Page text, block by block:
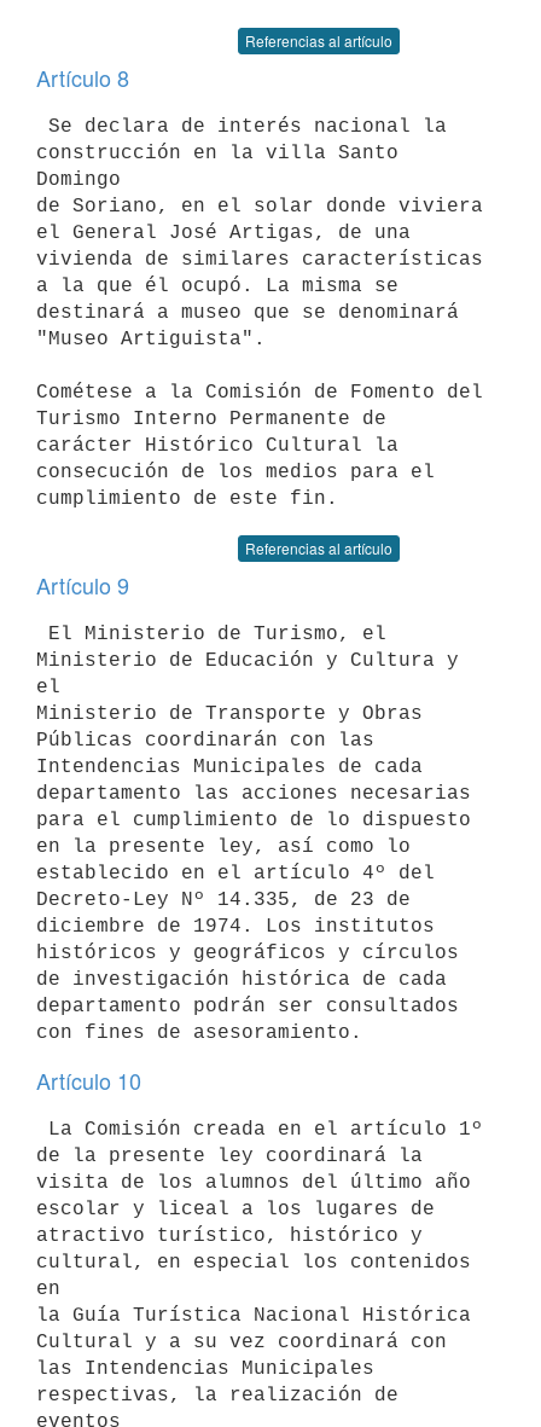
Referencias al artículo
Artículo 8
construcción en la villa Santo
Domingo
de Soriano, en el solar donde viviera
el General José Artigas, de una
vivienda de similares características
a la que él ocupó. La misma se
destinará a museo que se denominará
"Museo Artiguista".
Cométese a la Comisión de Fomento del
Turismo Interno Permanente de
carácter Histórico Cultural la
consecución de los medios para el
Referencias al artículo
Artículo 9
Ministerio de Educación y Cultura y
el
Ministerio de Transporte y Obras
Públicas coordinarán con las
Intendencias Municipales de cada
departamento las acciones necesarias
para el cumplimiento de lo dispuesto
en la presente ley, así como lo
establecido en el artículo 4º del
Decreto-Ley Nº 14.335, de 23 de
diciembre de 1974. Los institutos
históricos y geográficos y círculos
de investigación histórica de cada
departamento podrán ser consultados
Artículo 10
de la presente ley coordinará la
visita de los alumnos del último año
escolar y liceal a los lugares de
atractivo turístico, histórico y
cultural, en especial los contenidos
en
la Guía Turística Nacional Histórica
Cultural y a su vez coordinará con
las Intendencias Municipales
respectivas, la realización de
eventos